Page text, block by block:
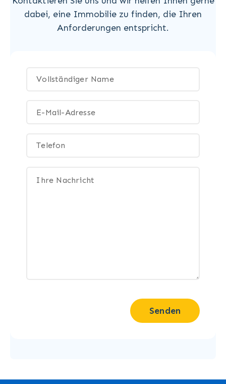
dabei, eine Immobilie zu finden, die Ihren
Anforderungen entspricht.
Senden